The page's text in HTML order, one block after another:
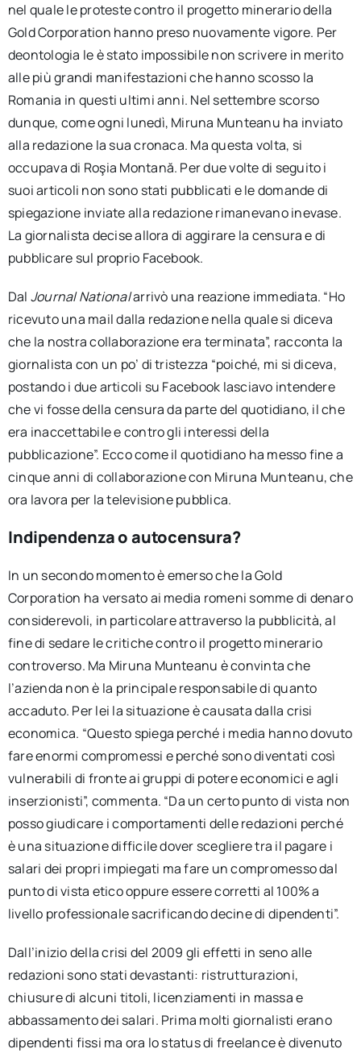
nel quale le proteste contro il progetto minerario della
Gold Corporation hanno preso nuovamente vigore. Per
deontologia le è stato impossibile non scrivere in merito
alle più grandi manifestazioni che hanno scosso la
Romania in questi ultimi anni. Nel settembre scorso
dunque, come ogni lunedì, Miruna Munteanu ha inviato
alla redazione la sua cronaca. Ma questa volta, si
occupava di Roşia Montană. Per due volte di seguito i
suoi articoli non sono stati pubblicati e le domande di
spiegazione inviate alla redazione rimanevano inevase.
La giornalista decise allora di aggirare la censura e di
pubblicare sul proprio Facebook.
Dal Journal Nationalarrivò una reazione immediata. “Ho
ricevuto una mail dalla redazione nella quale si diceva
che la nostra collaborazione era terminata”, racconta la
giornalista con un po’ di tristezza “poiché, mi si diceva,
postando i due articoli su Facebook lasciavo intendere
che vi fosse della censura da parte del quotidiano, il che
era inaccettabile e contro gli interessi della
pubblicazione”. Ecco come il quotidiano ha messo fine a
cinque anni di collaborazione con Miruna Munteanu, che
ora lavora per la televisione pubblica.
Indipendenza o autocensura?
In un secondo momento è emerso che la Gold
Corporation ha versato ai media romeni somme di denaro
considerevoli, in particolare attraverso la pubblicità, al
fine di sedare le critiche contro il progetto minerario
controverso. Ma Miruna Munteanu è convinta che
l’azienda non è la principale responsabile di quanto
accaduto. Per lei la situazione è causata dalla crisi
economica. “Questo spiega perché i media hanno dovuto
fare enormi compromessi e perché sono diventati così
vulnerabili di fronte ai gruppi di potere economici e agli
inserzionisti”, commenta. “Da un certo punto di vista non
posso giudicare i comportamenti delle redazioni perché
è una situazione difficile dover scegliere tra il pagare i
salari dei propri impiegati ma fare un compromesso dal
punto di vista etico oppure essere corretti al 100% a
livello professionale sacrificando decine di dipendenti”.
Dall’inizio della crisi del 2009 gli effetti in seno alle
redazioni sono stati devastanti: ristrutturazioni,
chiusure di alcuni titoli, licenziamenti in massa e
abbassamento dei salari. Prima molti giornalisti erano
dipendenti fissi ma ora lo status di freelance è divenuto